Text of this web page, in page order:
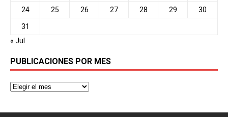
24 25 26 27 28 29 30
31
« Jul
PUBLICACIONES POR MES